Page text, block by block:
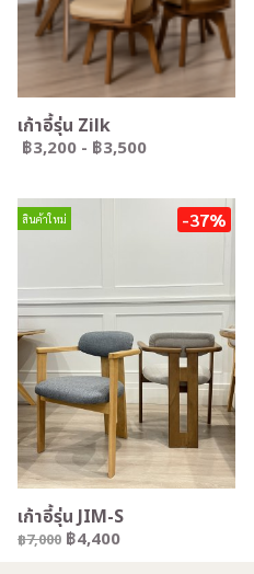
เก้าอี้รุ่น Zilk
฿3,200 - ฿3,500
สินค้าใหม่ -37%
เก้าอี้รุ่น JIM-S
฿7,000 ฿4,400